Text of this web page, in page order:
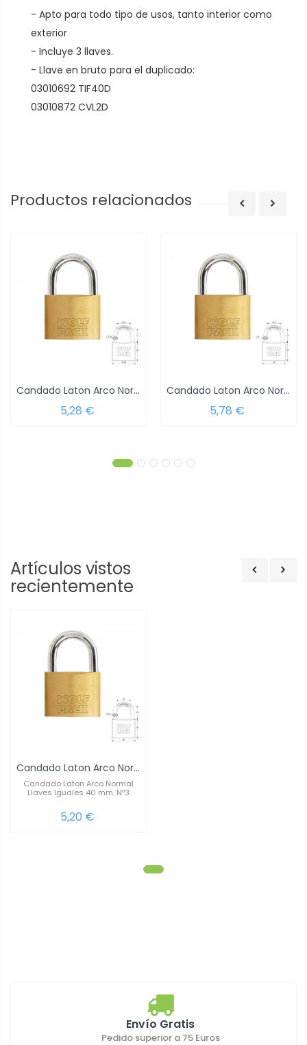
- Apto para todo tipo de usos, tanto interior como
exterior
- Incluye 3 llaves.
- Llave en bruto para el duplicado:
03010692 TIF40D
03010872 CVL2D
Productos relacionados
Candado Laton Arco Normal 20 mm.
5,28 €
Candado Laton Arco Normal 25 mm.
5,78 €
Artículos vistos
recientemente
Candado Laton Arco Normal Llaves Iguales...
Candado Laton Arco Normal
Llaves Iguales 40 mm. Nº3
5,20 €
Envío Gratis
Pedido superior a 75 Euros